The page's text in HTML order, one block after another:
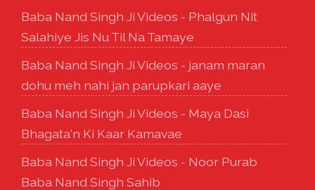
Baba Nand Singh Ji Videos - Phalgun Nit
Salahiye Jis Nu Til Na Tamaye
Baba Nand Singh Ji Videos - janam maran
dohu meh nahi jan parupkari aaye
Baba Nand Singh Ji Videos - Maya Dasi
Bhagata'n Ki Kaar Kamavae
Baba Nand Singh Ji Videos - Noor Purab
Baba Nand Singh Sahib